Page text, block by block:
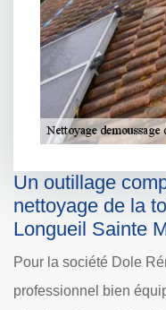
Un outillage
nettoyage de la
Longueil Sainte
Pour la société Dole
professionnel bien